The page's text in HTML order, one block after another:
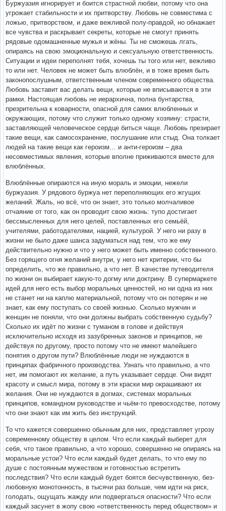
Буржуазия игнорирует и боится страстной любви, потому что она
угрожает стабильности и их притворству. Любовь не совместима с
ложью, притворством, и даже вежливой полу-правдой, но обнажает
все чувства и раскрывает секреты, которые не смогут принять
рядовые одомашненные мужья и жёны. Ты не сможешь лгать,
опираясь на свою эмоциональную и сексуальную ответственность.
Ситуации и идеи переполнят тебя, хочешь ты того или нет, вежливо
то или нет. Человек не может быть влюблён, и в тоже время быть
законопослушным, ответственным членом современного общества.
Любовь заставит вас делать вещи, которые не вписываются в эти
рамки. Настоящая любовь не иерархична, полна бунтарства,
презрительна к коварности, опасной для самих влюбленных и
окружающих, потому что служит только одному хозяину: страсти,
заставляющей человеческое сердце биться чаще. Любовь презирает
такие вещи, как самосохранение, послушание или стыд. Она толкает
людей на такие вещи как героизм… и анти-героизм – два
несовместимых явления, которые вполне приживаются вместе для
влюблённых.
Влюблённые опираются на иную мораль и эмоции, нежели
буржуазия. У рядового буржуа нет переполняющих его жгущих
желаний. Жаль, но всё, что он знает, это только молчаливое
отчаяние от того, как он проводит свою жизнь: тупо достигает
бессмысленных для него целей, поставленных его семьёй,
учителями, работодателями, нацией, культурой. У него ни разу в
жизни не было даже шанса задуматься над тем, что же ему
действительно нужно и что у него может быть именно собственного.
Без горящего огня желаний внутри, у него нет критерии, что бы
определить, что же правильно, а что нет. В качестве путеводителя
по жизни он выбирает какую-то догму или доктрину. В супермаркете
идей для него есть выбор моральных ценностей, но ни одна из них
не станет ни на каплю материальной, потому что он потерян и не
знает, как ему поступать со своей жизнью. Сколько мужчин и
женщин не поняли, что они должны выбрать собственную судьбу?
Сколько их идёт по жизни с туманом в голове и действуя
исключительно исходя из зазубренных законов и принципов, не
действуя по другому, просто потому что не имеют малейшего
понятия о другом пути? Влюблённые люди не нуждаются в
принципах фабричного производства. Узнать что правильно, а что
нет, им помогают их желание, а путь указывает сердце. Они видят
красоту и смысл мира, потому в эти краски мир окрашивают их
желания. Они не нуждаются в догмах, системах моральных
принципов, командном руководстве и чьём-то превосходстве, потому
что они знают как им жить без инструкций.
То что кажется совершенно обычным для них, представляет угрозу
современному обществу в целом. Что если каждый выберет для
себя, что такое правильно, а что хорошо, совершенно не опираясь на
моральные устои? Что если каждый будет делать, то что ему по
душе с постоянным мужеством и готовностью встретить
последствия? Что если каждый будет боятся бесчувственную, без-
любовную монотонность, в тысячи раз больше, чем идти на риск,
голодать, ощущать жажду или подвергаться опасности? Что если
каждый засунет в жопу свою «ответственность перед обществом» и